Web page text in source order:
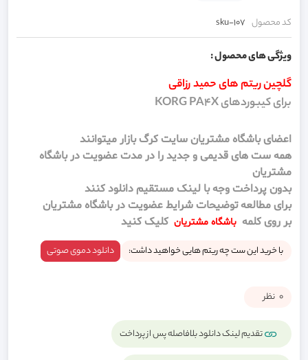
کد محصول sku-107
ویژگی های محصول :
گلچین ریتم های حمید رزاقی
برای کیبوردهای KORG PA4X
اعضای باشگاه مشتریان سایت کرگ بازار میتوانند
همه ست های قدیمی و جدید را در مدت عضویت در باشگاه
مشتریان
بدون پرداخت وجه با لینک مستقیم دانلود کنند
برای مطالعه توضیحات شرایط عضویت در باشگاه مشتریان
بر روی کلمه باشگاه مشتریان کلیک کنید
با خرید این ست چه ریتم هایی خواهید داشت: دانلود دموی صوتی
0 نظر
تقدیم لینک دانلود بلافاصله پس از پرداخت